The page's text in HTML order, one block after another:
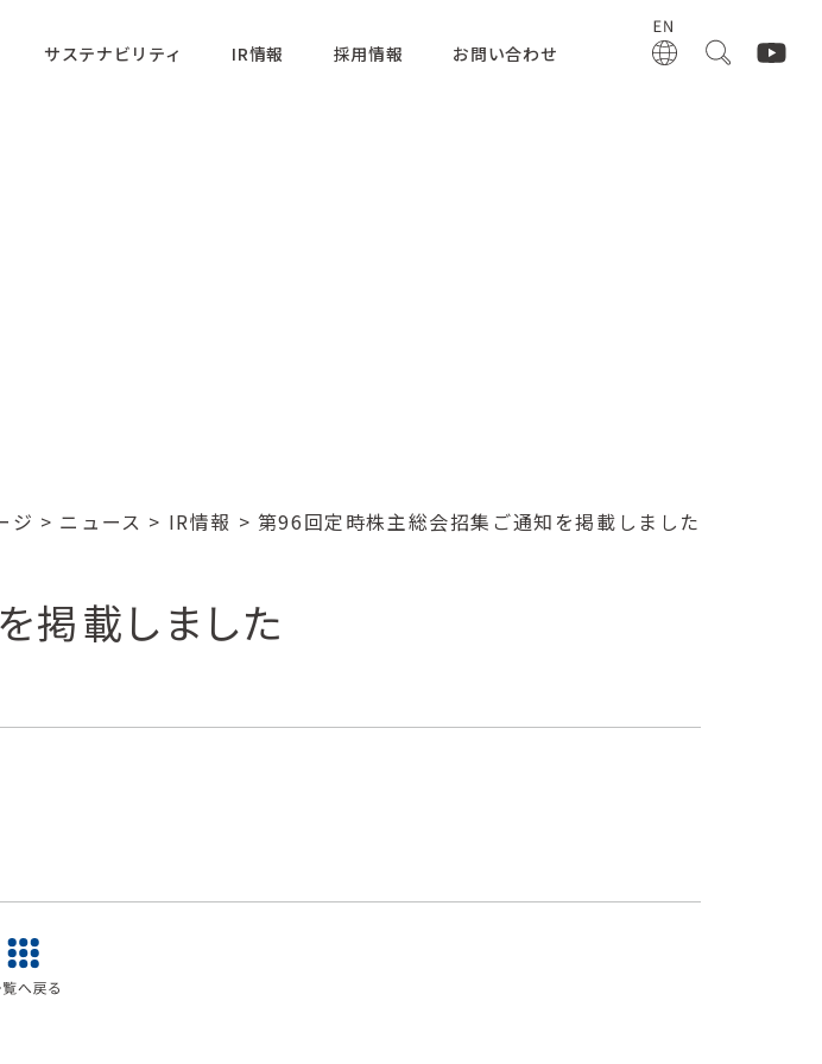
サステナビリティ IR情報 採用情報 お問い合わせ
ジ > ニュース > IR情報 > 第96回定時株主総会招集ご通知を掲載しました
掲載しました